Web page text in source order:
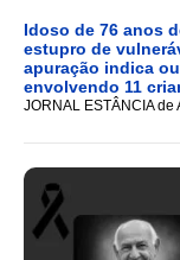
Idoso de 76 anos
estupro de
apuração indica
envolvendo 11
JORNAL ESTÂNCIA de